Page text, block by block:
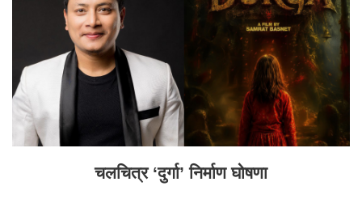
चलचित्र ‘दुर्गा’ निर्माण घोषणा